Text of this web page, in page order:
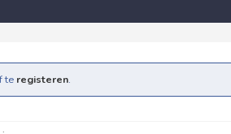
te registeren.